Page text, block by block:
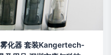
雾化器 套装Kangertech-